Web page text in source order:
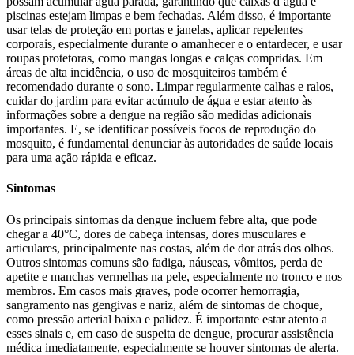
piscinas estejam limpas e bem fechadas. Além disso, é importante
usar telas de proteção em portas e janelas, aplicar repelentes
corporais, especialmente durante o amanhecer e o entardecer, e usar
roupas protetoras, como mangas longas e calças compridas. Em
áreas de alta incidência, o uso de mosquiteiros também é
recomendado durante o sono. Limpar regularmente calhas e ralos,
cuidar do jardim para evitar acúmulo de água e estar atento às
informações sobre a dengue na região são medidas adicionais
importantes. E, se identificar possíveis focos de reprodução do
mosquito, é fundamental denunciar às autoridades de saúde locais
para uma ação rápida e eficaz.
Sintomas
Os principais sintomas da dengue incluem febre alta, que pode
chegar a 40°C, dores de cabeça intensas, dores musculares e
articulares, principalmente nas costas, além de dor atrás dos olhos.
Outros sintomas comuns são fadiga, náuseas, vômitos, perda de
apetite e manchas vermelhas na pele, especialmente no tronco e nos
membros. Em casos mais graves, pode ocorrer hemorragia,
sangramento nas gengivas e nariz, além de sintomas de choque,
como pressão arterial baixa e palidez. É importante estar atento a
esses sinais e, em caso de suspeita de dengue, procurar assistência
médica imediatamente, especialmente se houver sintomas de alerta.